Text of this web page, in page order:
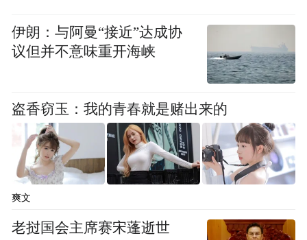
图为特斯拉在印度门店
图源|网络
结果呢？从2025年7月到年底，全印度只交付
了227辆车。
用完。2026年前四个月，特斯拉降价促销，
伊朗：与阿曼“接近”达成协
议但并不意味重开海峡
盗香窃玉：我的青春就是赌出来的
爽文
老挝国会主席赛宋蓬逝世